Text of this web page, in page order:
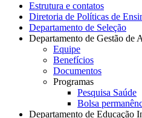
Estrutura e contatos
Diretoria de Políticas de
Departamento de Seleção
Departamento de Gestão de
Equipe
Benefícios
Documentos
Programas
Pesquisa Saúde
Bolsa
Departamento de Educação